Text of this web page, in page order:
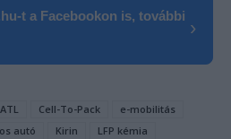
t a Facebookon is, további
›
Cell-To-Pack
e-mobilitás
autó Kirin
LFP kémia